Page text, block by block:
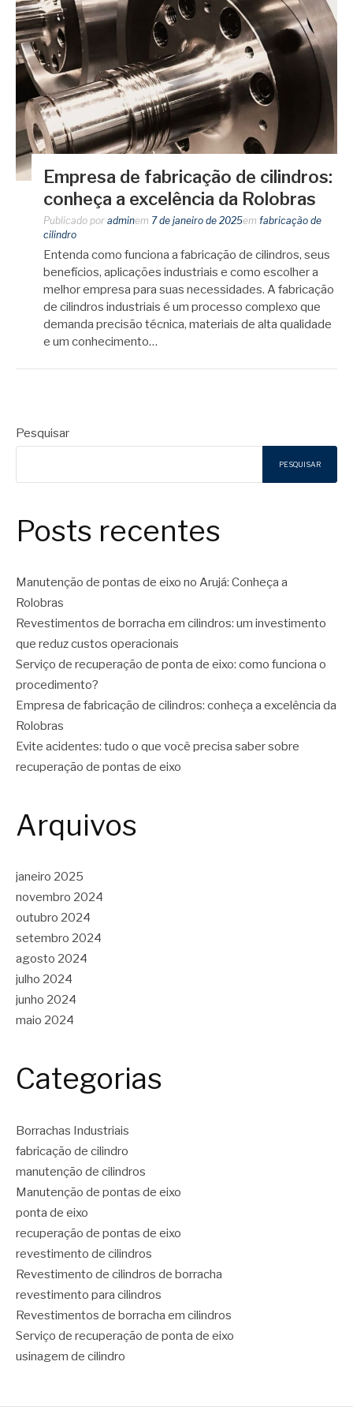
Empresa de fabricação de cilindros:
conheça a excelência da Rolobras
Publicado por adminem 7 de janeiro de 2025em fabricação de
cilindro
Entenda como funciona a fabricação de cilindros, seus
benefícios, aplicações industriais e como escolher a
melhor empresa para suas necessidades. A fabricação
de cilindros industriais é um processo complexo que
demanda precisão técnica, materiais de alta qualidade
e um conhecimento…
Pesquisar
PESQUISAR
Posts recentes
Manutenção de pontas de eixo no Arujá: Conheça a
Rolobras
Revestimentos de borracha em cilindros: um investimento
que reduz custos operacionais
Serviço de recuperação de ponta de eixo: como funciona o
procedimento?
Empresa de fabricação de cilindros: conheça a excelência da
Rolobras
Evite acidentes: tudo o que você precisa saber sobre
recuperação de pontas de eixo
Arquivos
janeiro 2025
novembro 2024
outubro 2024
setembro 2024
agosto 2024
julho 2024
junho 2024
maio 2024
Categorias
Borrachas Industriais
fabricação de cilindro
manutenção de cilindros
Manutenção de pontas de eixo
ponta de eixo
recuperação de pontas de eixo
revestimento de cilindros
Revestimento de cilindros de borracha
revestimento para cilindros
Revestimentos de borracha em cilindros
Serviço de recuperação de ponta de eixo
usinagem de cilindro